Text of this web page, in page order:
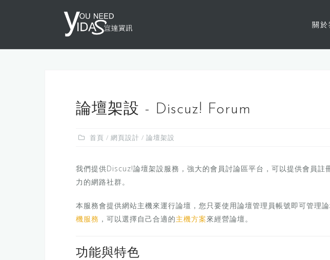
關於
論壇架設 - Discuz! Forum
首頁 / 網頁設計 / 論壇架設
我們提供Discuz!論壇架設服務，強大的會員討論區平台，可以提供會員註
力的網路社群。
本服務會提供網站主機來運行論壇，您只要使用論壇管理員帳號即可管理
機服務 ，可以選擇自己合適的主機方案來經營論壇。
功能與特色